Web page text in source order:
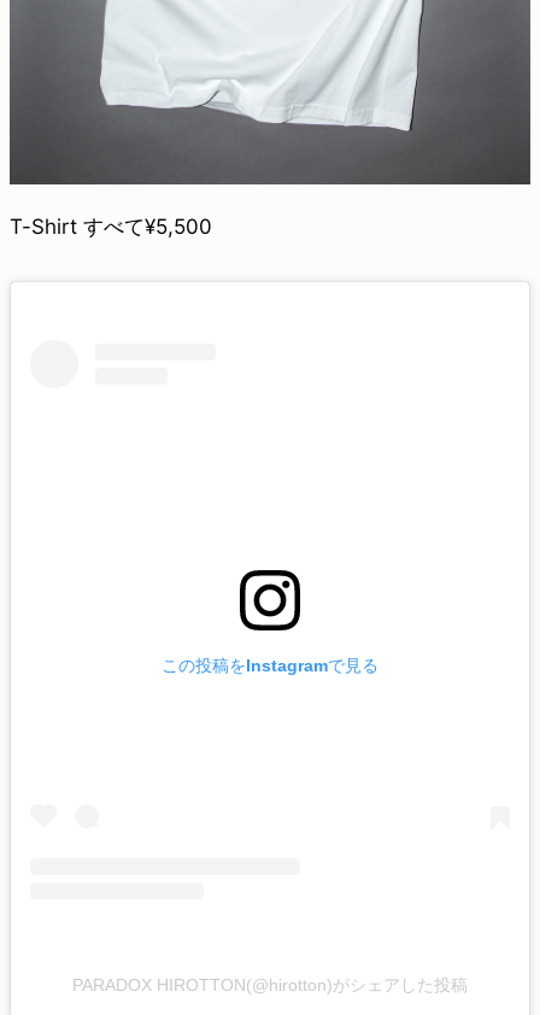
T-Shirt すべて¥5,500
この投稿をInstagramで見る
PARADOX HIROTTON(@hirotton)がシェアした投稿